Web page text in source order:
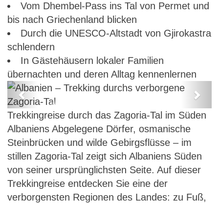
Vom Dhembel-Pass ins Tal von Permet und
bis nach Griechenland blicken
Durch die UNESCO-Altstadt von Gjirokastra
schlendern
In Gästehäusern lokaler Familien
übernachten und deren Alltag kennenlernen
Albanien – Trekking durchs
verborgene Zagoria-Tal
Previous
Trekkingreise durch das Zagoria-Tal im Süden
Albaniens Abgelegene Dörfer, osmanische
Steinbrücken und wilde Gebirgsflüsse – im
stillen Zagoria-Tal zeigt sich Albaniens Süden
von seiner ursprünglichsten Seite. Auf dieser
Trekkingreise entdecken Sie eine der
verborgensten Regionen des Landes: zu Fuß,